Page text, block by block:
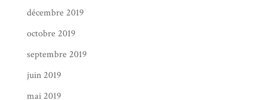
décembre 2019
octobre 2019
septembre 2019
juin 2019
mai 2019